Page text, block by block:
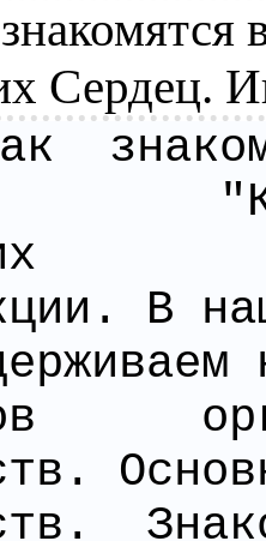
Сердец.
В